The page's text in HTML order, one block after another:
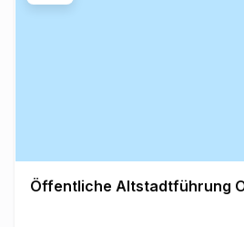
Öffentliche Altstadtführung